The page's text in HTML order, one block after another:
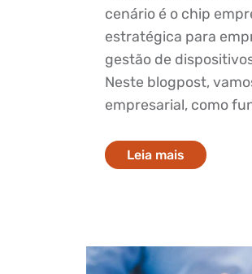
cenário é o chip
estratégica para
gestão de
Neste blogpost,
empresarial, como
Leia mais